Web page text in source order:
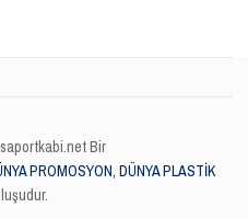
Bir
PROMOSYON, DÜNYA PLASTİK